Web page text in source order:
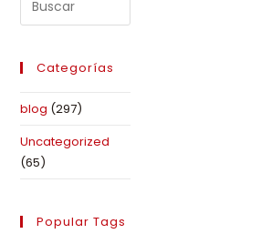
Categorías
blog (297)
Uncategorized
(65)
Popular Tags